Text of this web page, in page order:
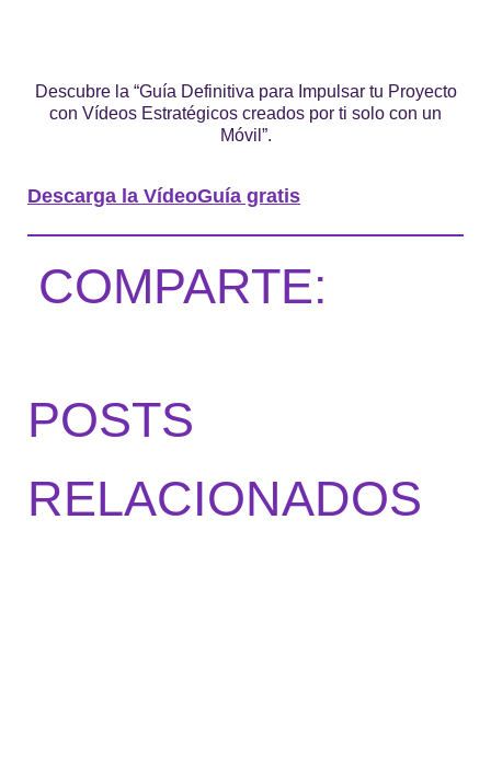
Descubre la “Guía Definitiva para Impulsar tu Proyecto
con Vídeos Estratégicos creados por ti solo con un
Móvil”.
Descarga la VídeoGuía gratis
COMPARTE:
POSTS
RELACIONADOS